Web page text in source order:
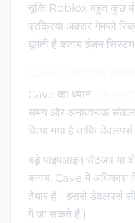
चूंकि Roblox बहुत कुछ
प्रक्रिया अक्सर गेमप्ले
घूमती है बजाय इंजन
Cave का ध्यान
समय और अनावश्यक
किया गया है ताकि
बड़े पाइपलाइन सेटअप या
बजाय, Cave में अधिकांश
तैयार हैं। इससे डेवलपर्स
में जा सकते हैं।